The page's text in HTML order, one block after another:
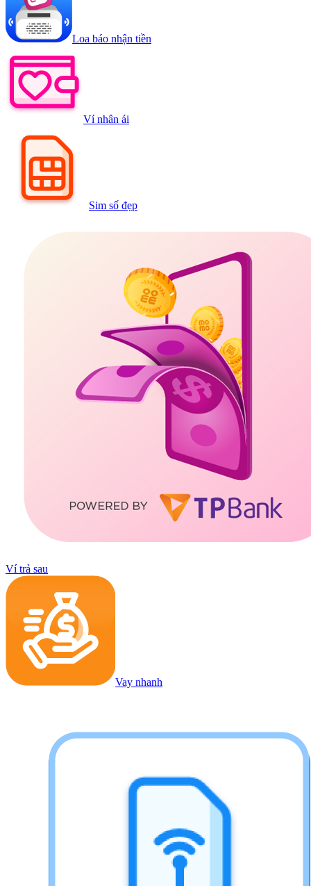
Loa báo nhận tiền
Ví nhân ái
Sim số đẹp
Ví trả sau
Vay nhanh